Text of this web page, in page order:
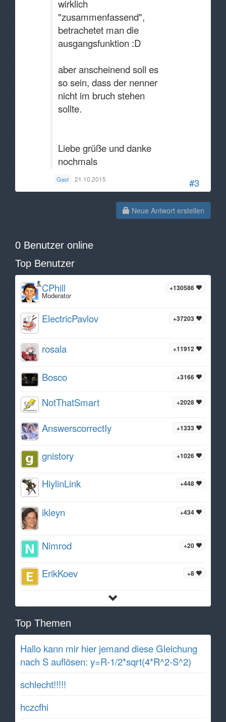
#3
wirklich
"zusammenfassend",
betrachetet man die
ausgangsfunktion :D
aber anscheinend soll es
so sein, dass der nenner
nicht im bruch stehen
sollte.
Liebe grüße und danke
nochmals
Gast 21.10.2015
Neue Antwort erstellen
0 Benutzer online
Top Benutzer
+130586
CPhill
Moderator
+37203
ElectricPavlov
+11912
rosala
+3166
Bosco
+2028
NotThatSmart
+1333
AnswerscorrectIy
+1026
gnistory
+448
HiylinLink
+434
ikleyn
+20
Nimrod
+8
ErikKoev
Top Themen
Hallo kann mir hier jemand diese Gleichung
nach S auflösen: y=R-1/2*sqrt(4*R^2-S^2)
schlecht!!!!!
hczcfhi